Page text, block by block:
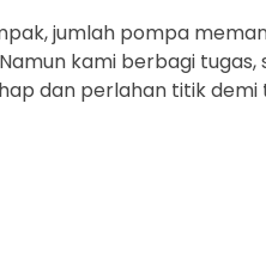
jumlah pompa
kami berbagi
dan perlahan titik demi